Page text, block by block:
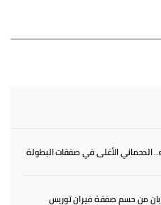
الدحماني الأغلى في صفقات البطولة
من حسم صفقة فيران توريس